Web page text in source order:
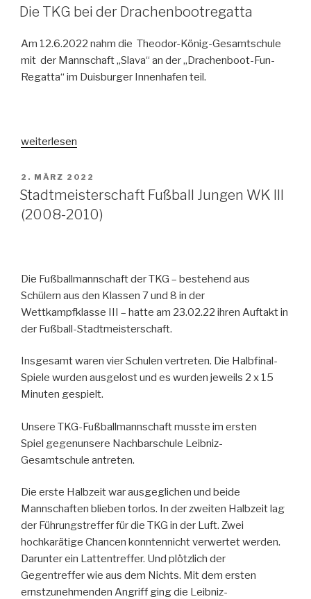
im
Innenhafen
die
Silbermedaille 🥈 “
AM
Die TKG bei der Drachenbootregatta
Am 12.6.2022 nahm die Theodor-König-Gesamtschule
mit der Mannschaft „Slava“ an der „Drachenboot-Fun-
Regatta“ im Duisburger Innenhafen teil.
„Die
bei
der
Drachenbootregatta“
weiterlesen
VERÖFFENTLICHT
AM
2. MÄRZ 2022
Stadtmeisterschaft Fußball Jungen WK III
(2008-2010)
Die Fußballmannschaft der TKG – bestehend aus
Schülern aus den Klassen 7 und 8 in der
Wettkampfklasse III – hatte am 23.02.22 ihren Auftakt in
der Fußball-Stadtmeisterschaft.
Insgesamt waren vier Schulen vertreten. Die Halbfinal-
Spiele wurden ausgelost und es wurden jeweils 2 x 15
Minuten gespielt.
Unsere TKG-Fußballmannschaft musste im ersten
Spiel gegenunsere Nachbarschule Leibniz-
Gesamtschule antreten.
Die erste Halbzeit war ausgeglichen und beide
Mannschaften blieben torlos. In der zweiten Halbzeit lag
der Führungstreffer für die TKG in der Luft. Zwei
hochkarätige Chancen konntennicht verwertet werden.
Darunter ein Lattentreffer. Und plötzlich der
Gegentreffer wie aus dem Nichts. Mit dem ersten
ernstzunehmenden Angriff ging die Leibniz-